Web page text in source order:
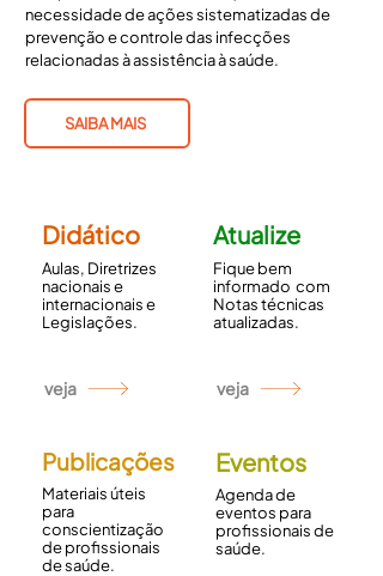
necessidade de ações sistematizadas de
prevenção e controle das infecções
relacionadas à assistência à saúde.
SAIBA MAIS
Didático
Aulas, Diretrizes
nacionais e
internacionais e
Legislações.
veja
Atualize
Fique bem
informado com
Notas técnicas
atualizadas.
veja
Publicações
Materiais úteis
para
conscientização
de profissionais
de saúde.
Eventos
Agenda de
eventos para
profissionais de
saúde.